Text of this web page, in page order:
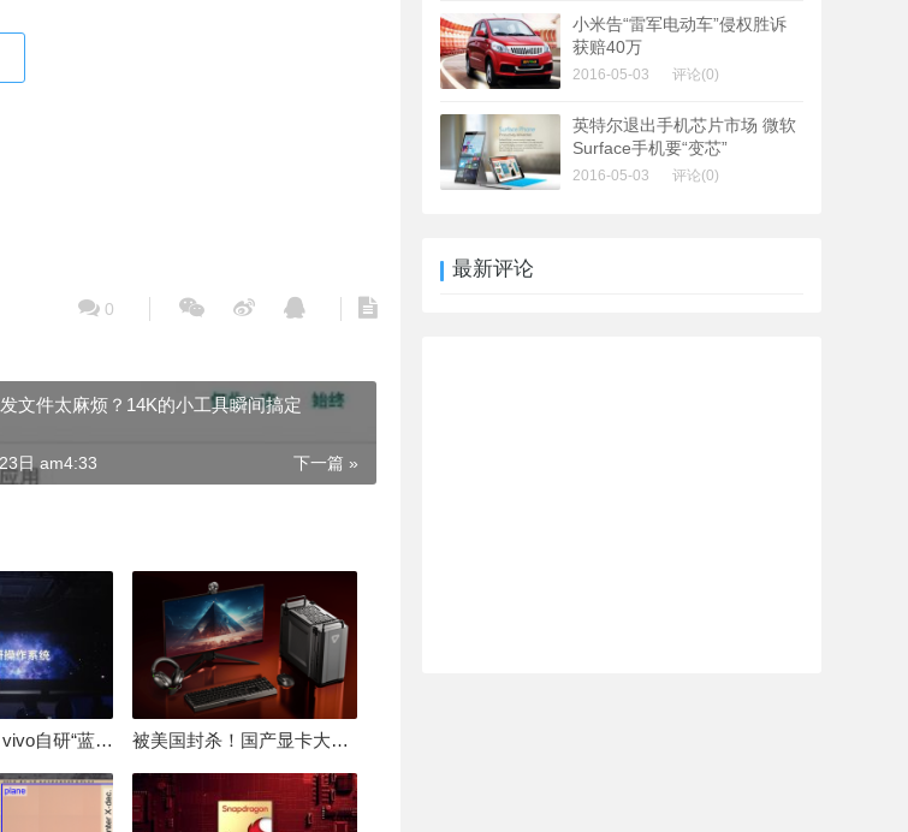
0
文件太麻烦？14K的小工具瞬间搞定
下一篇 »
日 am4:33
华为小米之后 vivo自研“蓝河”操作系统重磅发布 被美国封杀！国产显卡大厂：中国GPU不存在至暗时刻
小米告“雷军电动车”侵权胜诉
获赔40万
2016-05-03 评论(0)
英特尔退出手机芯片市场 微软
Surface手机要“变芯”
2016-05-03 评论(0)
最新评论